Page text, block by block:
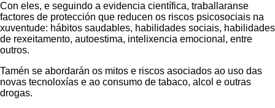
Con eles, e seguindo a evidencia científica, traballaranse
factores de protección que reducen os riscos psicosociais na
xuventude: hábitos saudables, habilidades sociais, habilidades
de rexeitamento, autoestima, intelixencia emocional, entre
outros.
Tamén se abordarán os mitos e riscos asociados ao uso das
novas tecnoloxías e ao consumo de tabaco, alcol e outras
drogas.